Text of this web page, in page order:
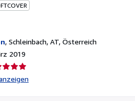
, Schleinbach, AT, Österreich
2019